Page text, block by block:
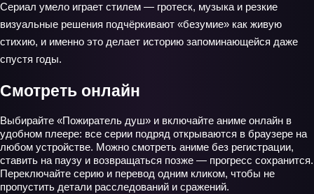
Сериал умело играет стилем — гротеск, музыка и резкие
визуальные решения подчёркивают «безумие» как живую
стихию, и именно это делает историю запоминающейся даже
спустя годы.
Смотреть онлайн
Выбирайте «Пожиратель душ» и включайте аниме онлайн в
удобном плеере: все серии подряд открываются в браузере на
любом устройстве. Можно смотреть аниме без регистрации,
ставить на паузу и возвращаться позже — прогресс сохранится.
Переключайте серию и перевод одним кликом, чтобы не
пропустить детали расследований и сражений.